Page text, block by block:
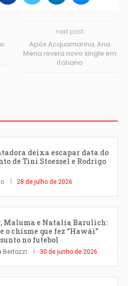
next post
Após Acquamarina, Ana
Mena revela novo single em
italiano
deixa escapar data do
de Tini Stoessel e Rodrigo
28 de julho de 2026
Maluma e Natalia Barulich:
o chisme que fez “Hawái”
no futebol
Bertozzi 30 de junho de 2026